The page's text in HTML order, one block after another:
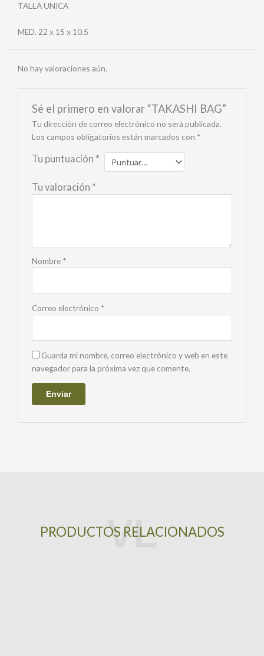
TALLA UNICA
MED. 22 x 15 x 10.5
No hay valoraciones aún.
Sé el primero en valorar “TAKASHI BAG”
Tu dirección de correo electrónico no será publicada.
Los campos obligatorios están marcados con *
Tu puntuación *
Tu valoración *
Nombre *
Correo electrónico *
Guarda mi nombre, correo electrónico y web en este
navegador para la próxima vez que comente.
PRODUCTOS RELACIONADOS